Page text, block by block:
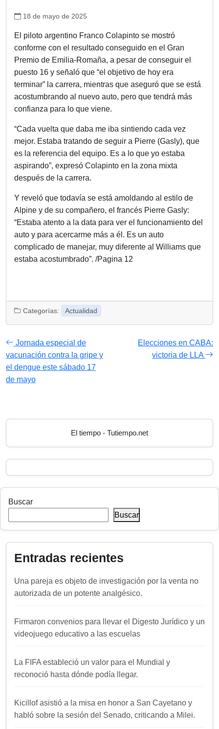
18 de mayo de 2025
El piloto argentino Franco Colapinto se mostró
conforme con el resultado conseguido en el Gran
Premio de Emilia-Romaña, a pesar de conseguir el
puesto 16 y señaló que “el objetivo de hoy era
terminar” la carrera, mientras que aseguró que se está
acostumbrando al nuevo auto, pero que tendrá más
confianza para lo que viene.
“Cada vuelta que daba me iba sintiendo cada vez
mejor. Estaba tratando de seguir a Pierre (Gasly), que
es la referencia del equipo. Es a lo que yo estaba
aspirando”, expresó Colapinto en la zona mixta
después de la carrera.
Y reveló que todavía se está amoldando al estilo de
Alpine y de su compañero, el francés Pierre Gasly:
“Estaba atento a la data para ver el funcionamiento del
auto y para acercarme más a él. Es un auto
complicado de manejar, muy diferente al Williams que
estaba acostumbrado”. /Pagina 12
Categorías: Actualidad
Jornada especial de
vacunación contra la gripe y
el dengue este sábado 17
de mayo
Elecciones en CABA:
victoria de LLA
El tiempo - Tutiempo.net
Buscar
Buscar
Entradas recientes
Una pareja es objeto de investigación por la venta no
autorizada de un potente analgésico.
Firmaron convenios para llevar el Digesto Jurídico y un
videojuego educativo a las escuelas
La FIFA estableció un valor para el Mundial y
reconoció hasta dónde podía llegar.
Kicillof asistió a la misa en honor a San Cayetano y
habló sobre la sesión del Senado, criticando a Milei.